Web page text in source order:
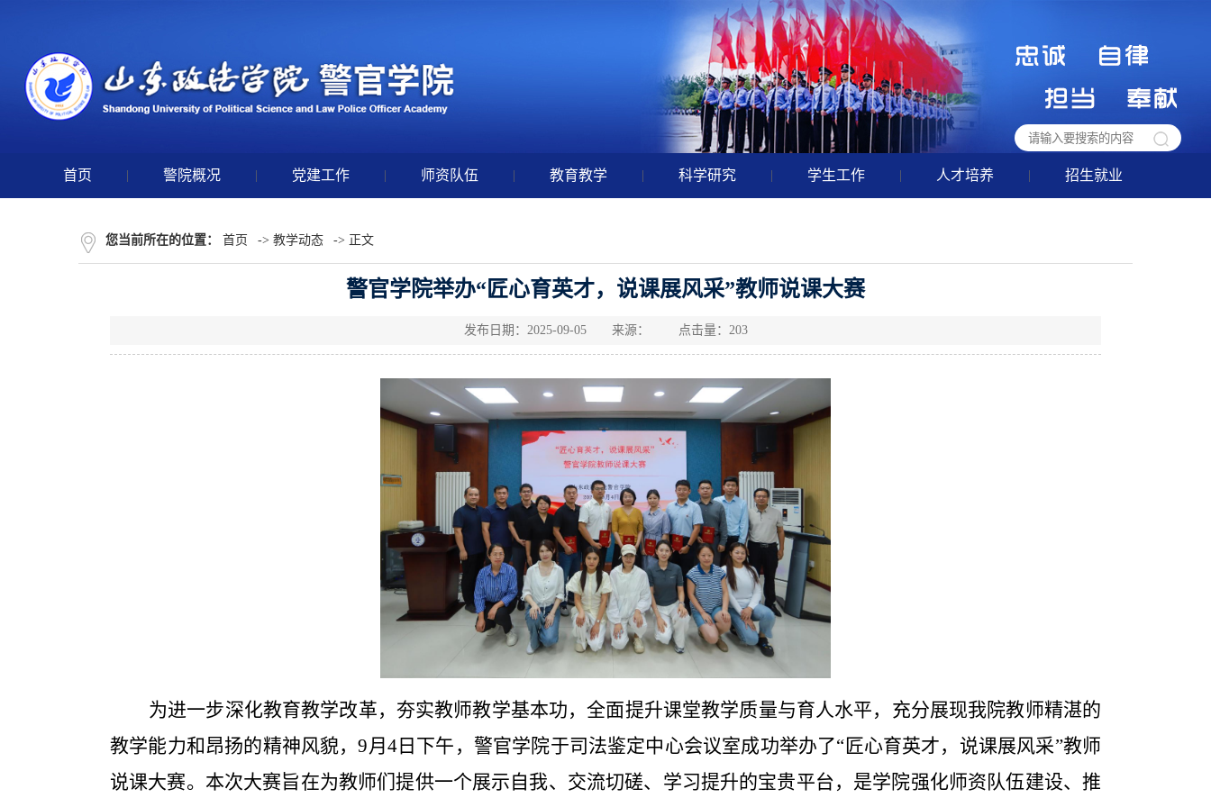
首页 | 警院概况 | 党建工作 | 师资队伍 | 教育教学 | 科学研究 | 学生工作 | 人才培养 | 招生就业
您当前所在的位置： 首页 -> 教学动态 -> 正文
警官学院举办“匠心育英才，说课展风采”教师说课大赛
发布日期：2025-09-05 来源： 点击量： 203
为进一步深化教育教学改革，夯实教师教学基本功，全面提升课堂教学质量与育人水平，充分展现我院教师精湛的
教学能力和昂扬的精神风貌，9月4日下午，警官学院于司法鉴定中心会议室成功举办了“匠心育英才，说课展风采”教师
说课大赛。本次大赛旨在为教师们提供一个展示自我、交流切磋、学习提升的宝贵平台，是学院强化师资队伍建设、推